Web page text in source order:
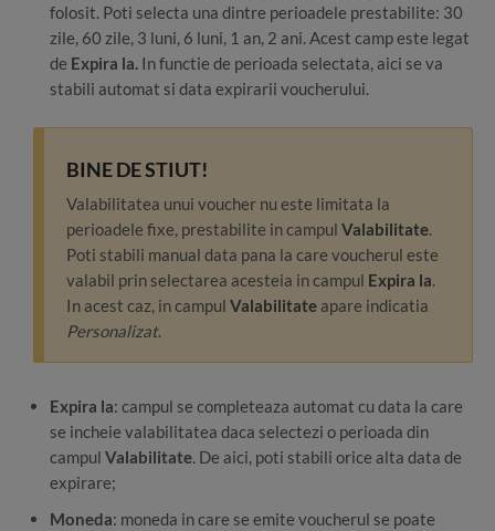
folosit. Poti selecta una dintre perioadele prestabilite: 30
zile, 60 zile, 3 luni, 6 luni, 1 an, 2 ani. Acest camp este legat
de Expira la. In functie de perioada selectata, aici se va
stabili automat si data expirarii voucherului.
BINE DE STIUT!
Valabilitatea unui voucher nu este limitata la
perioadele fixe, prestabilite in campul Valabilitate.
Poti stabili manual data pana la care voucherul este
valabil prin selectarea acesteia in campul Expira la.
In acest caz, in campul Valabilitate apare indicatia
Personalizat.
Expira la: campul se completeaza automat cu data la care
se incheie valabilitatea daca selectezi o perioada din
campul Valabilitate. De aici, poti stabili orice alta data de
expirare;
Moneda: moneda in care se emite voucherul se poate